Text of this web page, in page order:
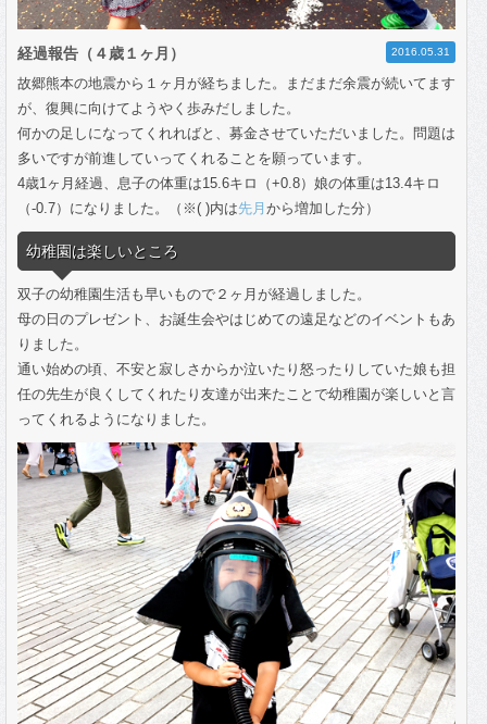
2016.05.31
経過報告（４歳１ヶ月）
故郷熊本の地震から１ヶ月が経ちました。まだまだ余震が続いてます
が、復興に向けてようやく歩みだしました。
何かの足しになってくれればと、募金させていただいました。問題は
多いですが前進していってくれることを願っています。
4歳1ヶ月経過、息子の体重は15.6キロ（+0.8）娘の体重は13.4キロ
（-0.7）になりました。（※( )内は先月 から増加した分）
幼稚園は楽しいところ
双子の幼稚園生活も早いもので２ヶ月が経過しました。
母の日のプレゼント、お誕生会やはじめての遠足などのイベントもあ
りました。
通い始めの頃、不安と寂しさからか泣いたり怒ったりしていた娘も担
任の先生が良くしてくれたり友達が出来たことで幼稚園が楽しいと言
ってくれるようになりました。